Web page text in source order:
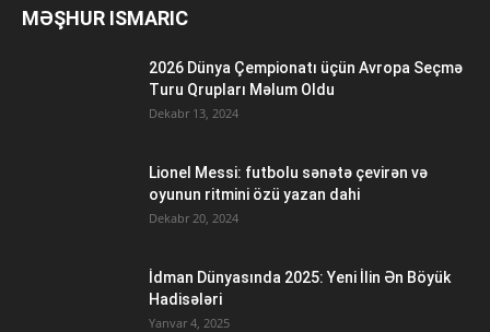
MƏŞHUR ISMARIC
2026 Dünya Çempionatı üçün Avropa Seçmə
Turu Qrupları Məlum Oldu
Dekabr 13, 2024
Lionel Messi: futbolu sənətə çevirən və
oyunun ritmini özü yazan dahi
Dekabr 20, 2024
İdman Dünyasında 2025: Yeni İlin Ən Böyük
Hadisələri
Yanvar 4, 2025